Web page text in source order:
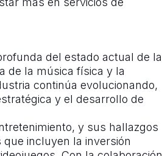
del estado actual de la
de la música física y la
continúa evolucionando,
y el desarrollo de
y sus hallazgos
incluyen la inversión